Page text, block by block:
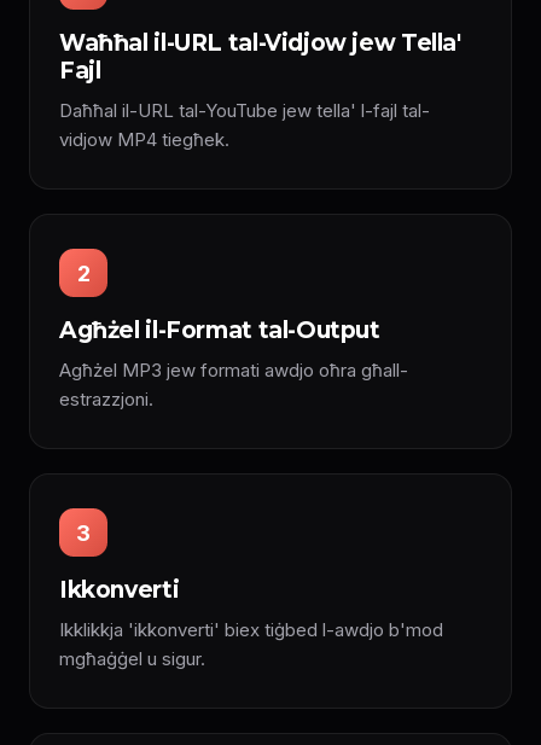
Waħħal il-URL tal-Vidjow jew Tella'
Fajl
Daħħal il-URL tal-YouTube jew tella' l-fajl tal-
vidjow MP4 tiegħek.
2
Agħżel il-Format tal-Output
Agħżel MP3 jew formati awdjo oħra għall-
estrazzjoni.
3
Ikkonverti
Ikklikkja 'ikkonverti' biex tiġbed l-awdjo b'mod
mgħaġġel u sigur.